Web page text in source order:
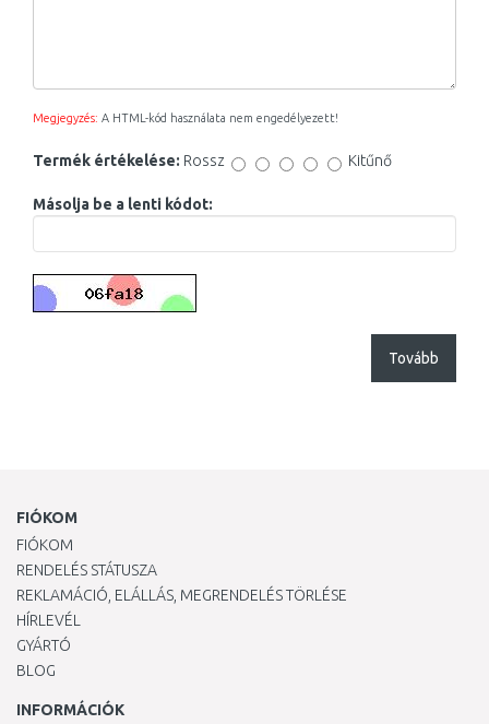
Megjegyzés: A HTML-kód használata nem engedélyezett!
Termék értékelése: Rossz Kitűnő
Másolja be a lenti kódot:
Tovább
FIÓKOM
FIÓKOM
RENDELÉS STÁTUSZA
REKLAMÁCIÓ, ELÁLLÁS, MEGRENDELÉS TÖRLÉSE
HÍRLEVÉL
GYÁRTÓ
BLOG
INFORMÁCIÓK